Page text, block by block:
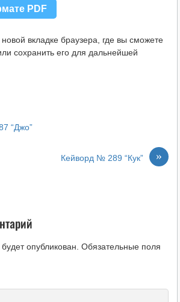
PDF
вкладке браузера, где вы сможете
сохранить его для дальнейшей
“Джо”
»
Кейворд № 289 “Кук”
опубликован. Обязательные поля